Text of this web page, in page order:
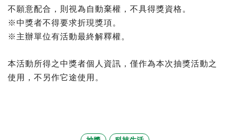
不願意配合，則視為自動棄權，不具得獎資格。
※中獎者不得要求折現獎項。
※主辦單位有活動最終解釋權。
本活動所得之中獎者個人資訊，僅作為本次抽獎活動之
使用，不另作它途使用。